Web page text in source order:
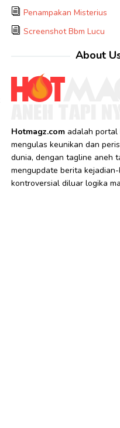
Penampakan Misterius
Screenshot Bbm Lucu
About
Hotmagz.comadalah portal
mengulas keunikan dan
dunia, dengan tagline aneh
mengupdate berita
kontroversial diluar logika